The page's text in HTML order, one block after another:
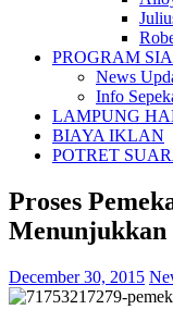
PROGRAM
News
Info
LAMPUNG
BIAYA IKLAN
POTRET
Proses
Menunjukkan
December 30, 2015